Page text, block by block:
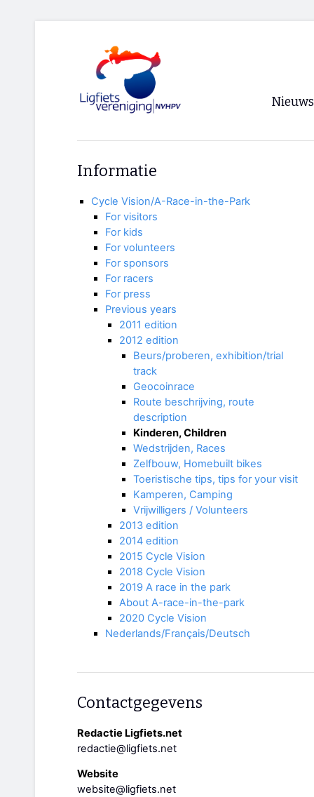
Nieuws
Informatie
Cycle Vision/A-Race-in-the-Park
For visitors
For kids
For volunteers
For sponsors
For racers
For press
Previous years
2011 edition
2012 edition
Beurs/proberen, exhibition/trial
track
Geocoinrace
Route beschrijving, route
description
Kinderen, Children
Wedstrijden, Races
Zelfbouw, Homebuilt bikes
Toeristische tips, tips for your visit
Kamperen, Camping
Vrijwilligers / Volunteers
2013 edition
2014 edition
2015 Cycle Vision
2018 Cycle Vision
2019 A race in the park
About A-race-in-the-park
2020 Cycle Vision
Nederlands/Français/Deutsch
Contactgegevens
Redactie Ligfiets.net
redactie@ligfiets.net
Website
website@ligfiets.net